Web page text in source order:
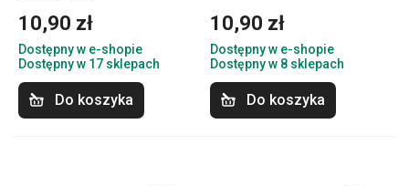
10,90 zł
Dostępny w e-shopie
Dostępny w 17 sklepach
Do koszyka
10,90 zł
Dostępny w e-shopie
Dostępny w 8 sklepach
Do koszyka